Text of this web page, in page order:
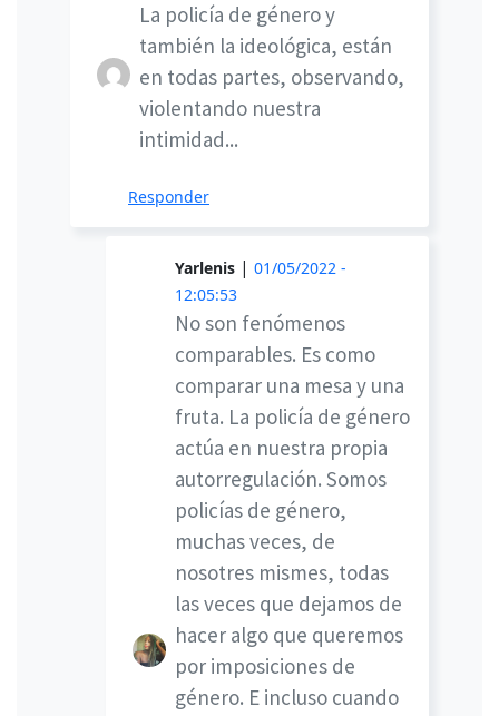
La policía de género y
también la ideológica, están
en todas partes, observando,
violentando nuestra
intimidad...
Responder
Yarlenis | 01/05/2022 -
12:05:53
No son fenómenos
comparables. Es como
comparar una mesa y una
fruta. La policía de género
actúa en nuestra propia
autorregulación. Somos
policías de género,
muchas veces, de
nosotres mismes, todas
las veces que dejamos de
hacer algo que queremos
por imposiciones de
género. E incluso cuando